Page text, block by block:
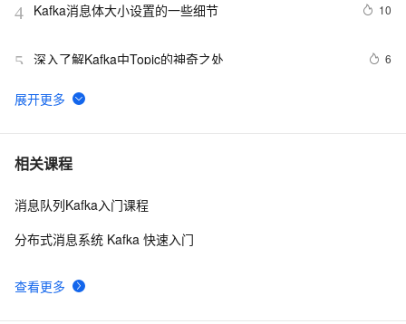
4 Kafka消息体大小设置的一些细节 10
5 深入了解Kafka中Topic的神奇之处 6
6 Kafka为什么是高性能高并发高可用架构
7 Kafka【基础知识 01】消息队列介绍+Kafka架构及核心概
8 SpringBoot整合Kafka简单配置实现生产消费
相关课程
查看更多
消息队列Kafka入门课程
分布式消息系统 Kafka 快速入门